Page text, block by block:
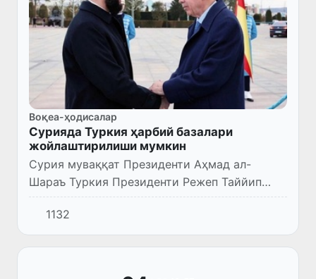
Воқеа-ҳодисалар
Сурияда Туркия ҳарбий базалари
жойлаштирилиши мумкин
Сурия муваққат Президенти Аҳмад ал-
Шараъ Туркия Президенти Режеп Таййип
Эрдоғанга ўз мамлакатида турк ҳарбий
базаларини жойлаштиришни таклиф қилди.
1132